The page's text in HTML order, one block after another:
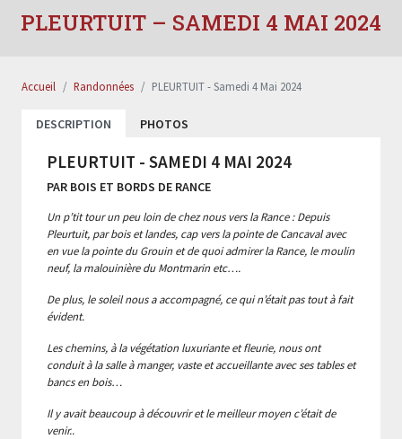
PLEURTUIT – SAMEDI 4 MAI 2024
Accueil Randonnées PLEURTUIT - Samedi 4 Mai 2024
DESCRIPTION PHOTOS
PLEURTUIT - SAMEDI 4 MAI 2024
PAR BOIS ET BORDS DE RANCE
Un p’tit tour un peu loin de chez nous vers la Rance : Depuis
Pleurtuit, par bois et landes, cap vers la pointe de Cancaval avec
en vue la pointe du Grouin et de quoi admirer la Rance, le moulin
neuf, la malouinière du Montmarin etc….
De plus, le soleil nous a accompagné, ce qui n’était pas tout à fait
évident.
Les chemins, à la végétation luxuriante et fleurie, nous ont
conduit à la salle à manger, vaste et accueillante avec ses tables et
bancs en bois…
Il y avait beaucoup à découvrir et le meilleur moyen c’était de
venir..